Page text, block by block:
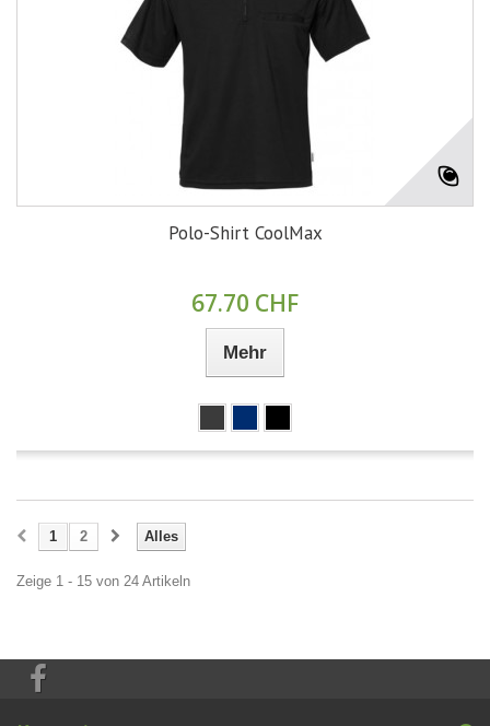
Polo-Shirt CoolMax
67.70 CHF
Mehr
Alles
1 2
Zeige 1 - 15 von 24 Artikeln